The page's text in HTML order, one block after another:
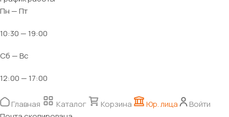
Пн — Пт
10:30 — 19:00
Сб — Вс
12:00 — 17:00
Главная Каталог Корзина Юр. лица
Войти